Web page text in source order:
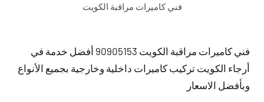
فني كاميرات مراقبة الكويت
فني كاميرات مراقبة الكويت 90905153 أفضل خدمة في
أرجاء الكويت تركيب كاميرات داخلية وخارجية بجميع الأنواع
وبأفضل الاسعار